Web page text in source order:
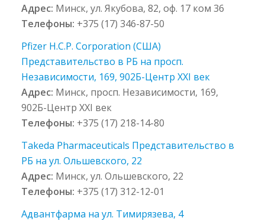
Адрес: Минск, ул. Якубова, 82, оф. 17 ком 36
Телефоны: +375 (17) 346-87-50
Pfizer H.C.P. Corporation (США)
Представительство в РБ на просп.
Независимости, 169, 902Б-Центр XXI век
Адрес: Минск, просп. Независимости, 169,
902Б-Центр XXI век
Телефоны: +375 (17) 218-14-80
Takeda Pharmaceuticals Представительство в
РБ на ул. Ольшевского, 22
Адрес: Минск, ул. Ольшевского, 22
Телефоны: +375 (17) 312-12-01
Адвантфарма на ул. Тимирязева, 4